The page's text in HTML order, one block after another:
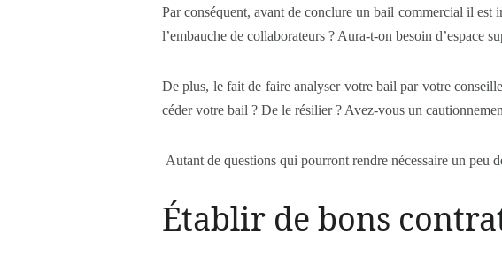
Par conséquent, avant de conclure un bail commercial il
l’embauche de collaborateurs ? Aura-t-on besoin d’espace
De plus, le fait de faire analyser votre bail par votre
céder votre bail ? De le résilier ? Avez-vous un
Autant de questions qui pourront rendre nécessaire un peu
Établir de bons